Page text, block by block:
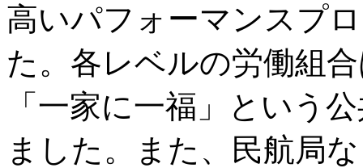
高いパフォーマンスプ
た。各レベルの労働組
「一家に一福」という
ました。また、民航局